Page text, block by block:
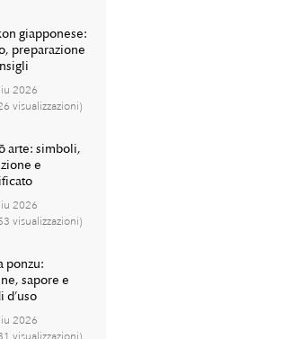
giapponese:
preparazione
2026
visualizzazioni)
arte: simboli,
e
2026
visualizzazioni)
ponzu:
sapore e
d’uso
2026